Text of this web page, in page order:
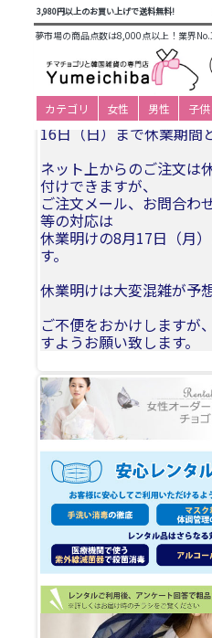
3,980円以上のお買い上げで送料無料!
夢市場の商品点数は8,000点以上！業界
カテゴリ 女性 男性 子供
商品カテゴリ一覧>仕立て済み
507_チマチョゴリオーダーレン
夏季休業についてお知ら
誠に勝手ながら、2026
16日（日）まで休業期間
ネット上からのご注文は
付けできますが、
ご注文メール、お問合わ
等の対応は
休業明けの8月17日（月
す。
休業明けは大変混雑が予
ご不便をおかけしますが
すようお願い致します。